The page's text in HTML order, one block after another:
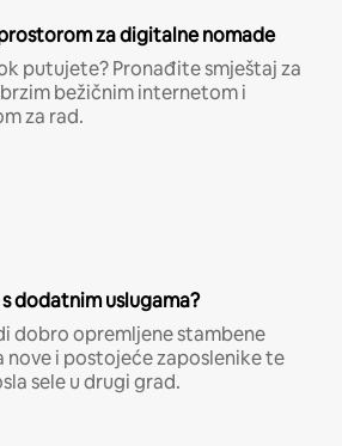
za digitalne nomade
putujete? Pronađite smještaj za
bežičnim internetom i
za rad.
dodatnim uslugama?
dobro opremljene stambene
nove i postojeće zaposlenike te
sele u drugi grad.